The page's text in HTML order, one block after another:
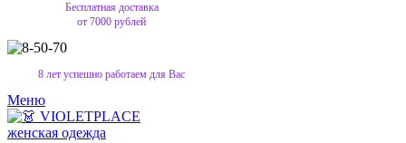
Бесплатная доставка
от 7000 рублей
8 лет успешно работаем для Вас
Меню